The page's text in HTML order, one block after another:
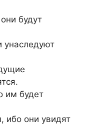
будут
унаследуют
им будет
ибо они увидят